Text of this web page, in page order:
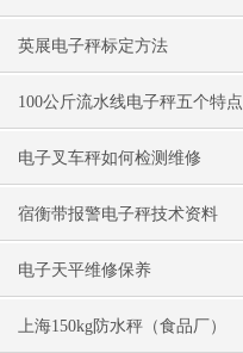
项
英展电子秤标定方法
100公斤流水线电子秤五个特点
电子叉车秤如何检测维修
宿衡带报警电子秤技术资料
电子天平维修保养
上海150kg防水秤（食品厂）